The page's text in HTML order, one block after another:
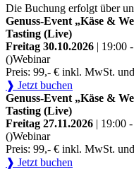
Die Buchung erfolgt über
Genuss-Event „Käse &
Tasting (Live)
Freitag 30.10.2026 | 19:00
()Webinar
Preis: 99,- € inkl. MwSt.
❱ Jetzt buchen
Genuss-Event „Käse &
Tasting (Live)
Freitag 27.11.2026 | 19:00
()Webinar
Preis: 99,- € inkl. MwSt.
❱ Jetzt buchen